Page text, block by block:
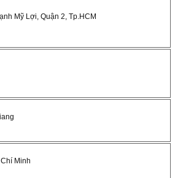
Mỹ Lợi, Quận 2, Tp.HCM
Minh